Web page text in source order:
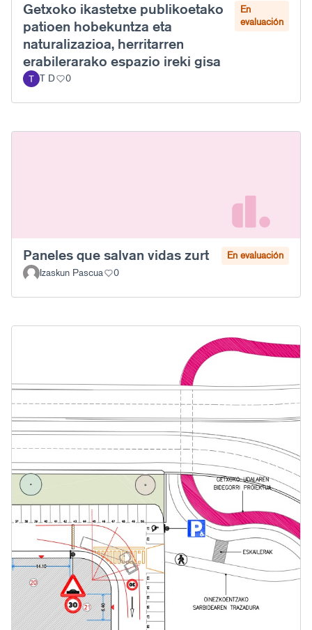
Getxoko ikastetxe publikoetako
patioen hobekuntza eta
naturalizazioa, herritarren
erabilerarako espazio ireki gisa
En
evaluación
T D 0
Paneles que salvan vidas zurt
En evaluación
Izaskun Pascua
0